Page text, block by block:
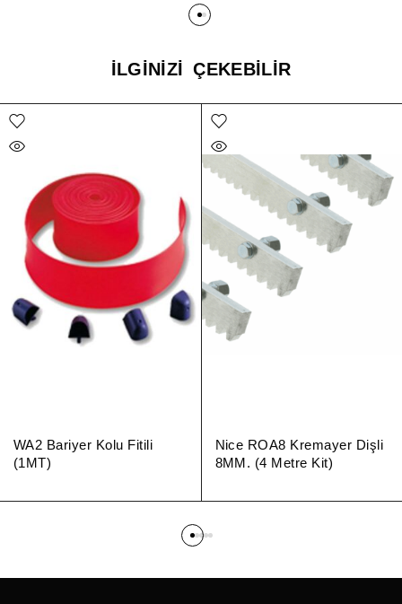
İLGINIZI ÇEKEBILIR
WA2 Bariyer Kolu Fitili
(1MT)
Nice ROA8 Kremayer Dişli
8MM. (4 Metre Kit)